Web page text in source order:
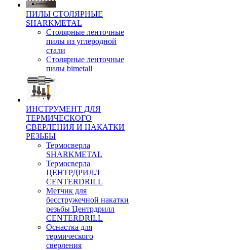
ПИЛЫ СТОЛЯРНЫЕ
SHARKMETAL
Столярные ленточные
пилы из углеродной
стали
Столярные ленточные
пилы bimetall
ИНСТРУМЕНТ ДЛЯ
ТЕРМИЧЕСКОГО
СВЕРЛЕНИЯ И НАКАТКИ
РЕЗЬБЫ
Термосверла
SHARKMETAL
Термосверла
ЦЕНТРДРИЛЛ
CENTERDRILL
Метчик для
бесстружечной накатки
резьбы Центрдрилл
CENTERDRILL
Оснастка для
термического
сверления